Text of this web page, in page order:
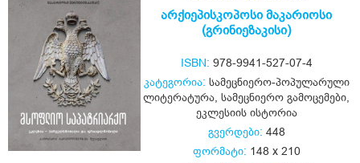
არქიეპისკოპოსი მაკარიოსი
(გრინიეზაკისი)
ISBN: 978-9941-527-07-4
კატეგორია: სამეცნიერო-პოპულარული
ლიტერატურა სამეცნიერო გამოცემები
ეკლესიის ისტორია
გვერდები: 448
ფორმატი: 148 x 210